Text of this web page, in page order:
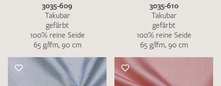
3035-609
Takubar
gefärbt
100% reine Seide
65 g/lfm, 90 cm
3035-610
Takubar
gefärbt
100% reine Seide
65 g/lfm, 90 cm